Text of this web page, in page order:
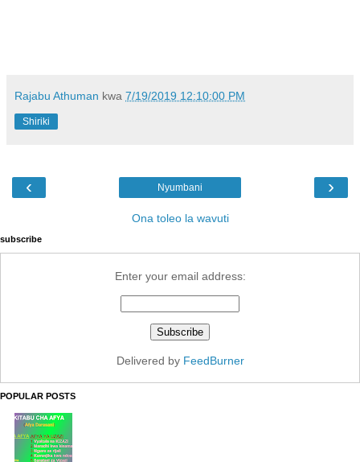
Rajabu Athuman kwa 7/19/2019 12:10:00 PM
Shiriki
‹ ›
Nyumbani
Ona toleo la wavuti
subscribe
Enter your email address:
Delivered by FeedBurner
POPULAR POSTS